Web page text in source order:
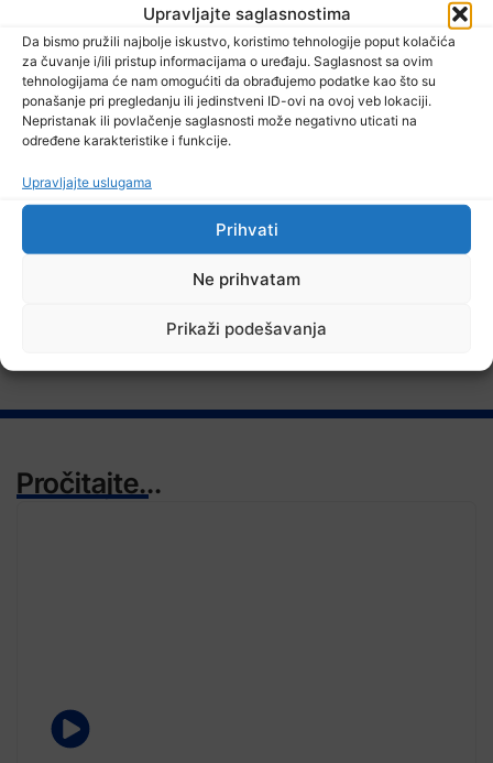
Upravljajte saglasnostima
Da bismo pružili najbolje iskustvo, koristimo tehnologije poput kolačića
za čuvanje i/ili pristup informacijama o uređaju. Saglasnost sa ovim
tehnologijama će nam omogućiti da obrađujemo podatke kao što su
ponašanje pri pregledanju ili jedinstveni ID-ovi na ovoj veb lokaciji.
Nepristanak ili povlačenje saglasnosti može negativno uticati na
određene karakteristike i funkcije.
Upravljajte uslugama
Prihvati
Ne prihvatam
Prikaži podešavanja
7 Augusta, 2026
Danas nova saslušanja saradnika Memorijalnog centra Srebrenica
TV RASPORED
Pročitajte...